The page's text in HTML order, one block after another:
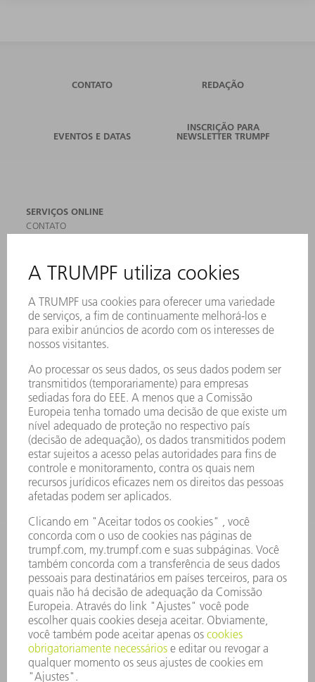
CONTATO REDAÇÃO
EVENTOS E DATAS
INSCRIÇÃO PARA
NEWSLETTER TRUMPF
SERVIÇOS ONLINE
CONTATO
ASSINATURA DA NEWSLETTER
MYTRUMPF
FICHAS DE DADOS DE SEGURANÇA
PRODUTOS
MÁQUINAS & SISTEMAS
LASER
FERRAMENTAS ELÉTRICAS
SMART FACTORY
SOFTWARE
SERVIÇOS
APLICAÇÕES
SETORES
EMPRESA
CARREIRA
OFERTAS DE EMPREGO
PERFIL DA EMPRESA
RELATÓRIO FINANCEIRO ANUAL
PRINCÍPIOS EMPRESARIAIS
COMPLIANCE
SISTEMA DE DENÚNCIAS
SEGURANÇA
COMUNICADOS À IMPRENSA
REVISTAS
SUSTENTABILIDADE
MEIO AMBIENTE E CLIMA
SOCIAL E CORPORATIVO
ADMINISTRAÇÃO EMPRESARIAL